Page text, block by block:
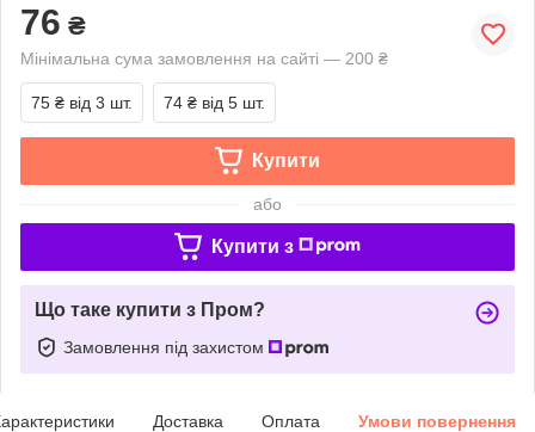
76 ₴
Мінімальна сума замовлення на сайті — 200 ₴
75 ₴ від 3 шт. 74 ₴ від 5 шт.
Купити
або
Купити з
Що таке купити з Пром?
Замовлення під захистом
Доставка Оплата Умови повернення